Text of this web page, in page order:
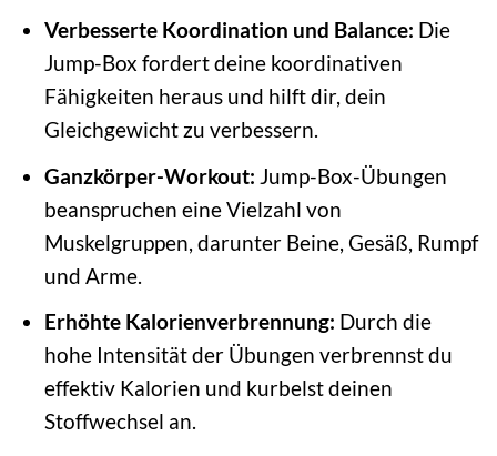
Verbesserte Koordination und Balance: Die
Jump-Box fordert deine koordinativen
Fähigkeiten heraus und hilft dir, dein
Gleichgewicht zu verbessern.
Ganzkörper-Workout: Jump-Box-Übungen
beanspruchen eine Vielzahl von
Muskelgruppen, darunter Beine, Gesäß, Rumpf
und Arme.
Erhöhte Kalorienverbrennung: Durch die
hohe Intensität der Übungen verbrennst du
effektiv Kalorien und kurbelst deinen
Stoffwechsel an.